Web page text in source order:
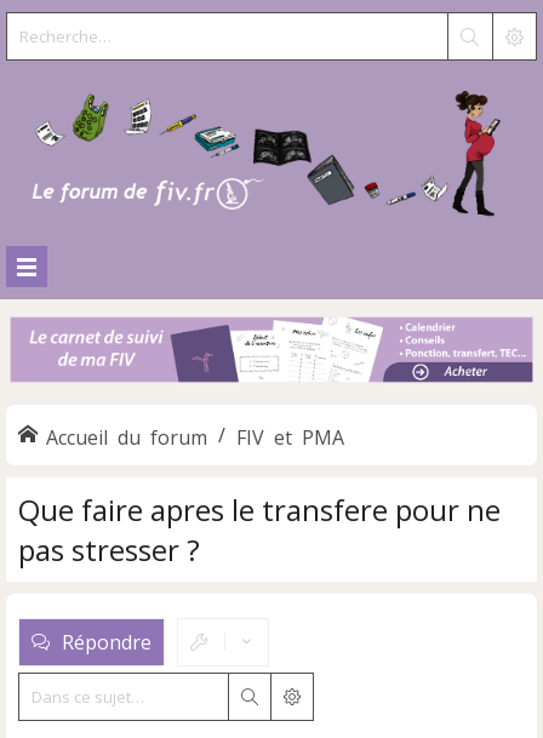
Accueil du forum FIV et PMA
Que faire apres le transfere pour ne
pas stresser ?
Répondre
RechercherRecherche avancée